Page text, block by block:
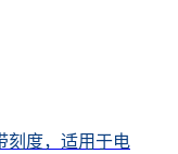
刻度，适用于电